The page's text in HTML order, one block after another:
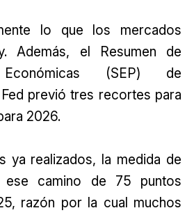
lo que los mercados
Además, el Resumen de
Económicas (SEP) de
previó tres recortes para
2026.
ya realizados, la medida de
ese camino de 75 puntos
razón por la cual muchos